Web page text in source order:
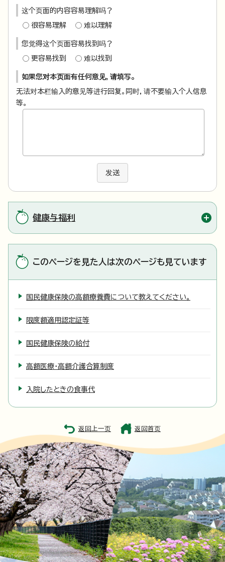
这个页面的内容容易理解吗？
很容易理解 难以理解
您觉得这个页面容易找到吗？
更容易找到 难以找到
如果您对本页面有任何意见，请填写。
无法对本栏输入的意见等进行回复。同时，请不要输入个人信息
等。
发送
健康与福利
このページを見た人は次のページも見ています
国民健康保険の高額療養費について教えてください。
限度額適用認定証等
国民健康保険の給付
高額医療・高額介護合算制度
入院したときの食事代
返回上一页 返回首页